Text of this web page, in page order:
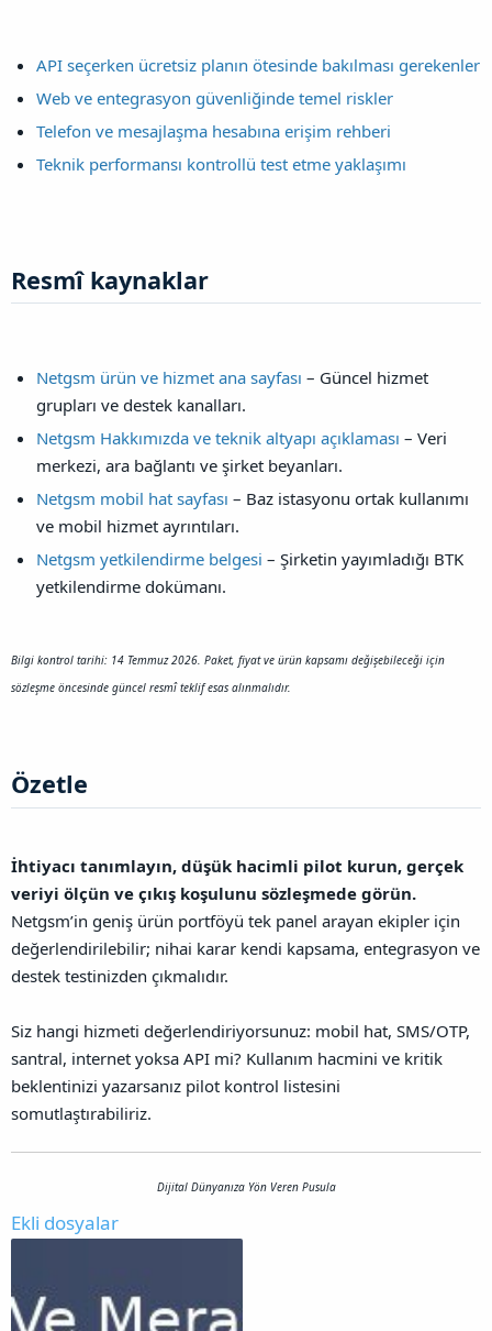
API seçerken ücretsiz planın ötesinde bakılması gerekenler
Web ve entegrasyon güvenliğinde temel riskler
Telefon ve mesajlaşma hesabına erişim rehberi
Teknik performansı kontrollü test etme yaklaşımı
Resmî kaynaklar​
Netgsm ürün ve hizmet ana sayfası – Güncel hizmet
grupları ve destek kanalları.
Netgsm Hakkımızda ve teknik altyapı açıklaması – Veri
merkezi, ara bağlantı ve şirket beyanları.
Netgsm mobil hat sayfası – Baz istasyonu ortak kullanımı
ve mobil hizmet ayrıntıları.
Netgsm yetkilendirme belgesi – Şirketin yayımladığı BTK
yetkilendirme dokümanı.
Bilgi kontrol tarihi: 14 Temmuz 2026. Paket, fiyat ve ürün kapsamı değişebileceği için
sözleşme öncesinde güncel resmî teklif esas alınmalıdır.
Özetle​
İhtiyacı tanımlayın, düşük hacimli pilot kurun, gerçek
veriyi ölçün ve çıkış koşulunu sözleşmede görün.
Netgsm’in geniş ürün portföyü tek panel arayan ekipler için
değerlendirilebilir; nihai karar kendi kapsama, entegrasyon ve
destek testinizden çıkmalıdır.
Siz hangi hizmeti değerlendiriyorsunuz: mobil hat, SMS/OTP,
santral, internet yoksa API mi? Kullanım hacmini ve kritik
beklentinizi yazarsanız pilot kontrol listesini
somutlaştırabiliriz.
Dijital Dünyanıza Yön Veren Pusula
Ekli dosyalar